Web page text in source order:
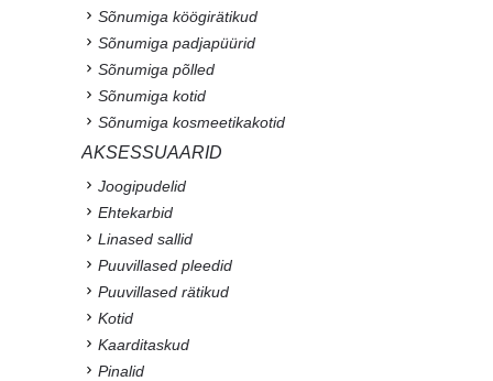
Sõnumiga köögirätikud
Sõnumiga padjapüürid
Sõnumiga põlled
Sõnumiga kotid
Sõnumiga kosmeetikakotid
AKSESSUAARID
Joogipudelid
Ehtekarbid
Linased sallid
Puuvillased pleedid
Puuvillased rätikud
Kotid
Kaarditaskud
Pinalid